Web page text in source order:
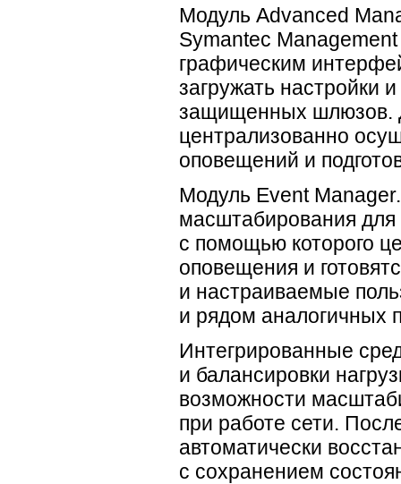
Модуль Advanced
Symantec
графическим
загружать настройки
защищенных шлюзов.
централизованно
оповещений и
Модуль Event
масштабирования
с помощью которого
оповещения и
и настраиваемые
и рядом аналогичных
Интегрированные
и балансировки
возможности
при работе сети.
автоматически
с сохранением